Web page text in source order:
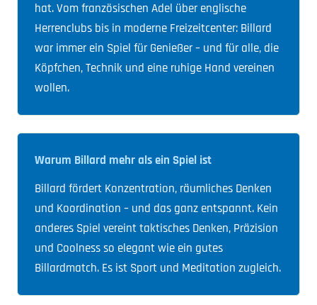
hat. Vom französischen Adel über englische
Herrenclubs bis in moderne Freizeitcenter: Billard
war immer ein Spiel für Genießer – und für alle, die
Köpfchen, Technik und eine ruhige Hand vereinen
wollen.
Warum Billard mehr als ein Spiel ist
Billard fördert Konzentration, räumliches Denken
und Koordination – und das ganz entspannt. Kein
anderes Spiel vereint taktisches Denken, Präzision
und Coolness so elegant wie ein gutes
Billardmatch. Es ist Sport und Meditation zugleich.